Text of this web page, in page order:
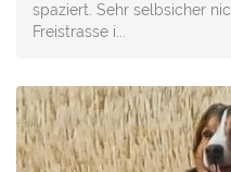
spaziert. Sehr selbsicher
Freistrasse i...